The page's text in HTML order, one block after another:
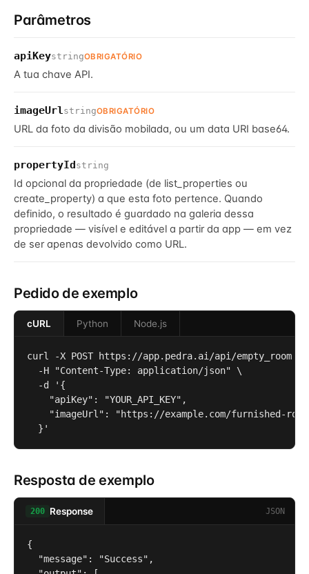
Parâmetros
apiKeystringOBRIGATÓRIO
A tua chave API.
imageUrl stringOBRIGATÓRIO
URL da foto da divisão mobilada, ou um data URI base64.
propertyIdstring
Id opcional da propriedade (de list_properties ou
create_property) a que esta foto pertence. Quando
definido, o resultado é guardado na galeria dessa
propriedade — visível e editável a partir da app — em vez
de ser apenas devolvido como URL.
Pedido de exemplo
cURL Python Node.js
curl -X POST https://app.pedra.ai/api/empty_room \
  -H "Content-Type: application/json" \
  -d '{
    "apiKey": "YOUR_API_KEY",
"imageUrl": "https://example.com/furnished-
  }'
Resposta de exemplo
200 Response JSON
{
  "message": "Success",